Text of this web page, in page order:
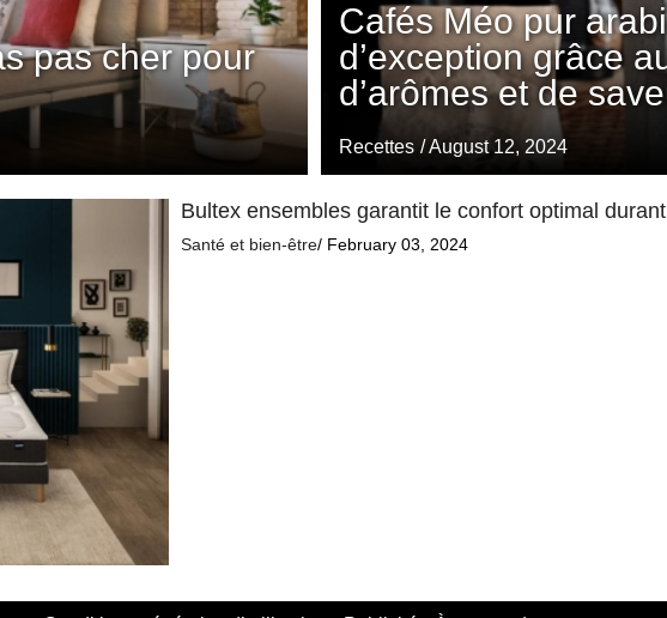
Cafés Méo pur
d’exception grâce
d’arômes et de
Recettes / August 12, 2024
pas cher pour
Bultex ensembles garantit le confort optimal
Santé et bien-être/ February 03, 2024